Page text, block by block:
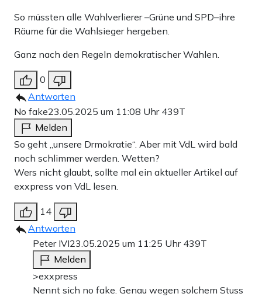
So müssten alle Wahlverlierer –Grüne und SPD–ihre
Räume für die Wahlsieger hergeben.
Ganz nach den Regeln demokratischer Wahlen.
0
Antworten
No fake23.05.2025 um 11:08 Uhr 439T
Melden
So geht „unsere Drmokratie“. Aber mit VdL wird bald
noch schlimmer werden. Wetten?
Wers nicht glaubt, sollte mal ein aktueller Artikel auf
exxpress von VdL lesen.
14
Antworten
Peter IVI23.05.2025 um 11:25 Uhr 439T
Melden
>exxpress
Nennt sich no fake. Genau wegen solchem Stuss